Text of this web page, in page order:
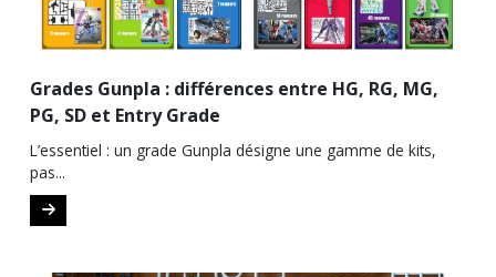
Grades Gunpla : différences entre HG, RG, MG,
PG, SD et Entry Grade
L’essentiel : un grade Gunpla désigne une gamme de kits,
pas...